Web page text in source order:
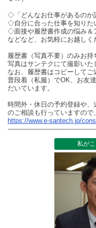
◇「どんなお仕事があるのか
◇自分に合った仕事を知りた
◇面接や履歴書作成の悩み＆
などなど、お気軽にお越しく
履歴書（写真不要）のみお持
写真はサンテクにて撮影いた
なお、履歴書はコピーしてご
普段着（私服）でOK、お友
だいています。
時間外・休日の予約登録や
のご相談も行っていますので
https://www.e-santech.jp/
私が